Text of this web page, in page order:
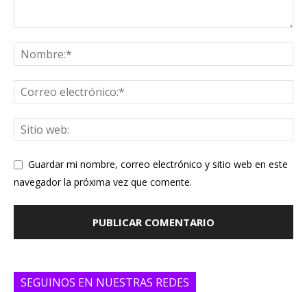
Guardar mi nombre, correo electrónico y sitio web en este
navegador la próxima vez que comente.
SEGUINOS EN NUESTRAS REDES